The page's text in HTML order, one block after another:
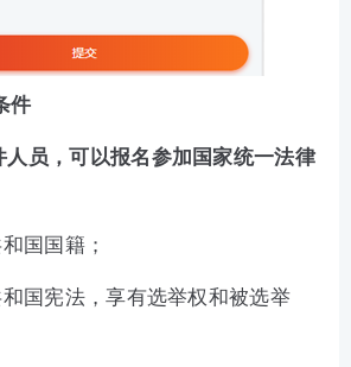
件
人员，可以报名参加国家统一法律
国国籍；
国宪法，享有选举权和被选举